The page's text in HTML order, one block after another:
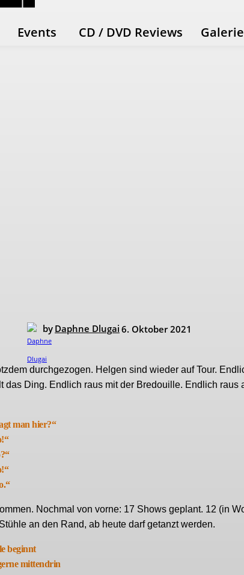
Events CD / DVD Reviews Galerie
by Daphne Dlugai 6. Oktober 2021
durchgezogen. Helgen sind wieder auf Tour.
Ding. Endlich raus mit der Bredouille. Endlich raus
man hier?“
Nochmal von vorne: 17 Shows geplant. 12 (in
an den Rand, ab heute darf getanzt werden.
beginnt
mittendrin